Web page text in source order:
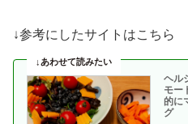
↓参考にしたサイトはこちら
ヘル
モー
的に
グ